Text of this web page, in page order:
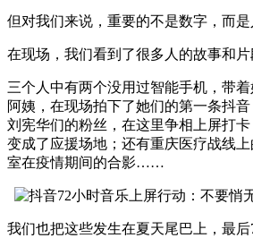
但对我们来说，重要的不是数字，而是
在现场，我们看到了很多人的故事和片
三个人中有两个没用过智能手机，带
阿姨，在现场拍下了她们的第一条抖音
刘宪华们的粉丝，在这里争相上屏打
变成了应援场地；还有重庆医疗战线
室在疫情期间的合影……
我们也把这些发生在夏天尾巴上，最后